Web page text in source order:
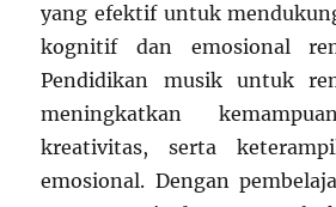
yang efektif untuk
kognitif dan emosional
Pendidikan musik untuk
meningkatkan
kreativitas, serta
emosional. Dengan